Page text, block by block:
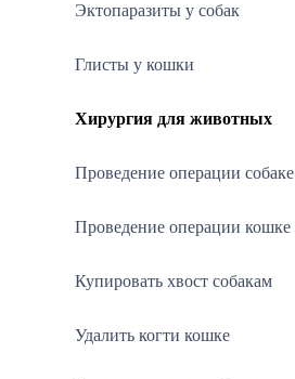
Эктопаразиты у собак
Глисты у кошки
Хирургия для животных
Проведение операции собаке
Проведение операции кошке
Купировать хвост собакам
Удалить когти кошке